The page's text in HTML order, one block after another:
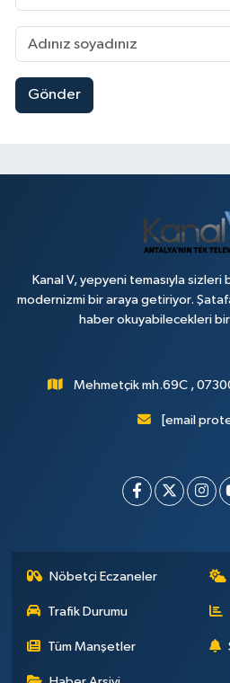
Gönder
Kanal V, yepyeni temasıyla
modernizmi bir araya getiriyor.
haber okuyabilecekleri
Mehmetçik mh.69C ,
[email
Nöbetçi Eczaneler
Trafik Durumu
Tüm Manşetler